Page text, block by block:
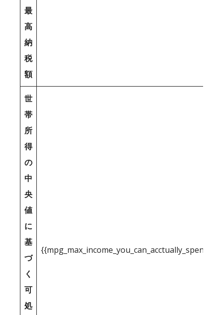
最
高
納
税
額
世
帯
所
得
の
中
央
値
に
基
づ
く
可
処